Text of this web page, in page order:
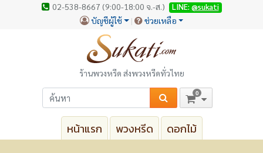
02-538-8667 (9:00-18:00 จ.-ส.) LINE: @sukati
บัญชีผู้ใช้ ช่วยเหลือ
ร้านพวงหรีด ส่งพวงหรีดทั่วไทย
0
หน้าแรก พวงหรีด ดอกไม้